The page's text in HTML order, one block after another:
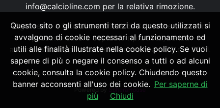
info@calcioline.com per la relativa rimozione.
Ogni testo e foto di proprietà di Calcioline.com non
possono essere copiati o riprodotti, senza
autorizzazione, ai sensi della normativa n.29 del 2001.
Powered by SpheraHouse
Questo sito o gli strumenti terzi da questo utilizzati si
avvalgono di cookie necessari al funzionamento ed
utili alle finalità illustrate nella cookie policy. Se vuoi
saperne di più o negare il consenso a tutti o ad alcuni
cookie, consulta la cookie policy. Chiudendo questo
banner acconsenti all'uso dei cookie. Per saperne di
più
Chiudi